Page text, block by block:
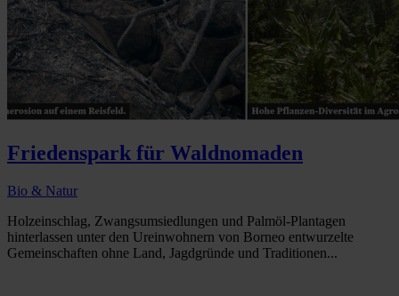
Friedenspark für Waldnomaden
Bio & Natur
Holzeinschlag, Zwangsumsiedlungen und Palmöl-Plantagen
hinterlassen unter den Ureinwohnern von Borneo entwurzelte
Gemeinschaften ohne Land, Jagdgründe und Traditionen...